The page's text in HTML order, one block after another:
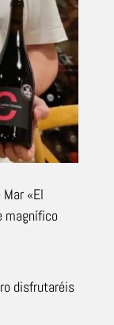
«El
magnífico
disfrutaréis